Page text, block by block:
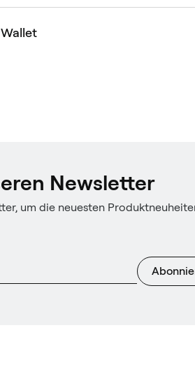
Newsletter
um die neuesten